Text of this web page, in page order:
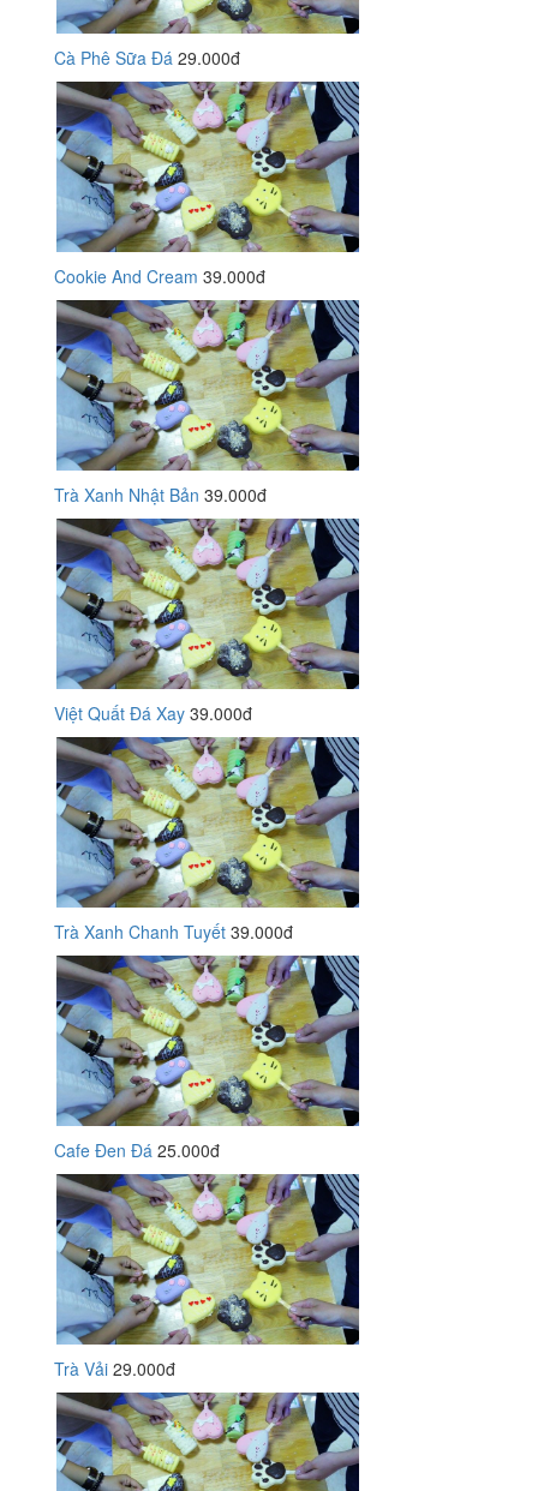
Cà Phê Sữa Đá 29.000đ
Cookie And Cream 39.000đ
Trà Xanh Nhật Bản 39.000đ
Việt Quất Đá Xay 39.000đ
Trà Xanh Chanh Tuyết 39.000đ
Cafe Đen Đá 25.000đ
Trà Vải 29.000đ